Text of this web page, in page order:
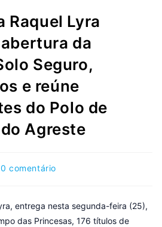
Raquel Lyra
da
Seguro,
e reúne
do Polo de
Agreste
0 comentário
entrega nesta segunda-feira (25),
das Princesas, 176 títulos de